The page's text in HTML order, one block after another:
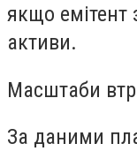
якщо емітент
активи.
Масштаби
За даними